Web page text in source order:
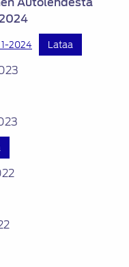
2024 Lataa